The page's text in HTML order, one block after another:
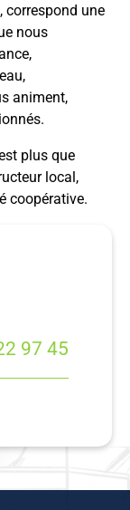
correspond une
nous
animent,
plus que
local,
coopérative.
97 45